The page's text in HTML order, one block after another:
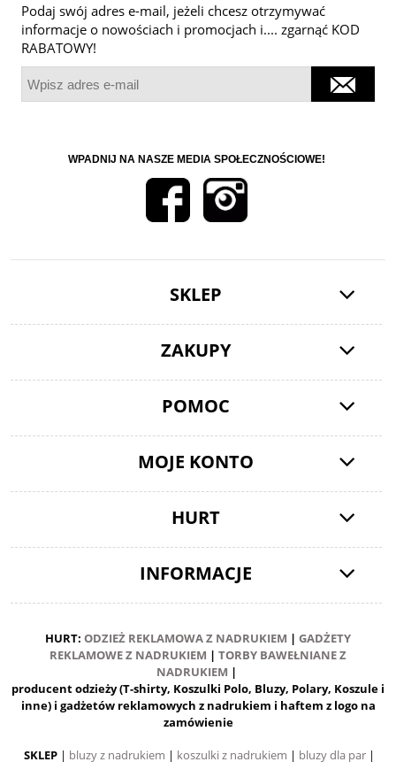
Podaj swój adres e-mail, jeżeli chcesz otrzymywać
informacje o nowościach i promocjach i.... zgarnąć KOD
RABATOWY!
WPADNIJ NA NASZE MEDIA SPOŁECZNOŚCIOWE!
SKLEP
ZAKUPY
POMOC
MOJE KONTO
HURT
INFORMACJE
HURT: ODZIEŻ REKLAMOWA Z NADRUKIEM | GADŻETY
REKLAMOWE Z NADRUKIEM | TORBY BAWEŁNIANE Z
NADRUKIEM |
producent odzieży (T-shirty, Koszulki Polo, Bluzy, Polary, Koszule i
inne) i gadżetów reklamowych z nadrukiem i haftem z logo na
zamówienie
SKLEP | bluzy z nadrukiem | koszulki z nadrukiem | bluzy dla par |